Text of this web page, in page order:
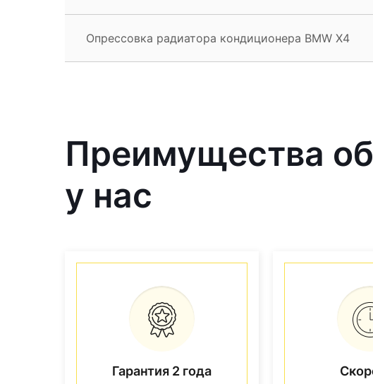
Опрессовка радиатора кондиционера BMW X4
Преимущества
у нас
Гарантия 2 года